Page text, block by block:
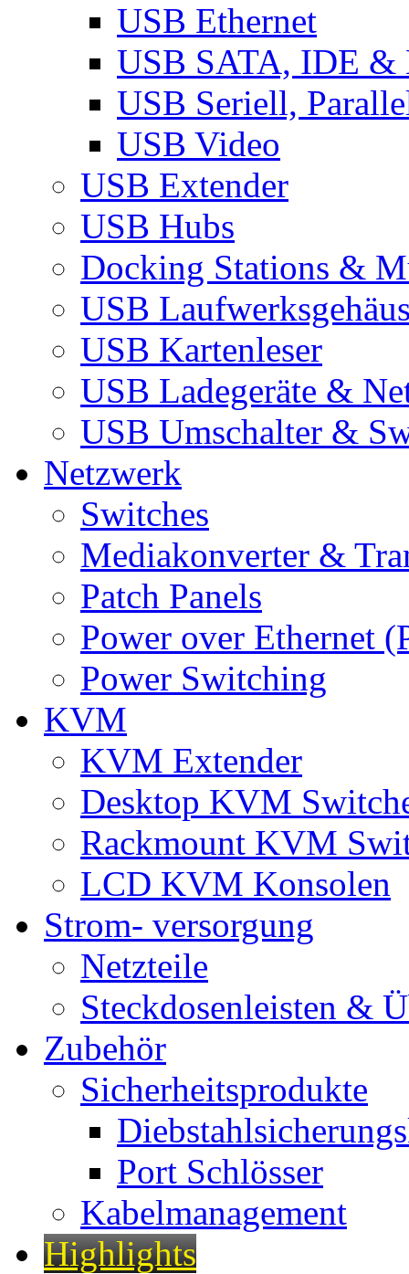
USB Ethernet
USB SATA, IDE &
USB Seriell,
USB Video
USB Extender
USB Hubs
Docking Stations &
USB
USB Kartenleser
USB Ladegeräte &
USB Umschalter &
Netzwerk
Switches
Mediakonverter &
Patch Panels
Power over Ethernet
Power Switching
KVM
KVM Extender
Desktop KVM
Rackmount KVM
LCD KVM Konsolen
Strom- versorgung
Netzteile
Steckdosenleisten &
Zubehör
Sicherheitsprodukte
Port Schlösser
Kabelmanagement
Highlights